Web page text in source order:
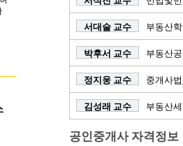
서대술 교수 부동산
박후서 교수 부동산
정지웅 교수 중개사
김성래 교수 부동산
공인중개사 자격정보